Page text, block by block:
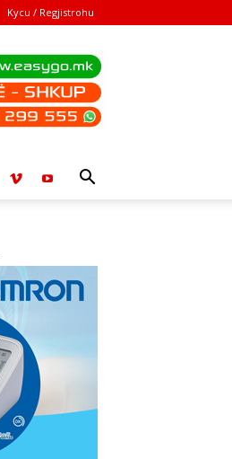
Kycu / Regjistrohu